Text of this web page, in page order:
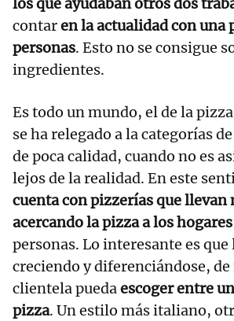
los que ayudaban otros dos
contaren la actualidad con una
personas. Esto no se consigue
ingredientes.
Es todo un mundo, el de la
se ha relegado a la categorías
de poca calidad, cuando no es
lejos de la realidad. En este
cuenta con pizzerías que llevan
acercando la pizza a los hogares
personas. Lo interesante es
creciendo y diferenciándose, de
clientela puedaescoger entre
pizza. Un estilo más italiano,